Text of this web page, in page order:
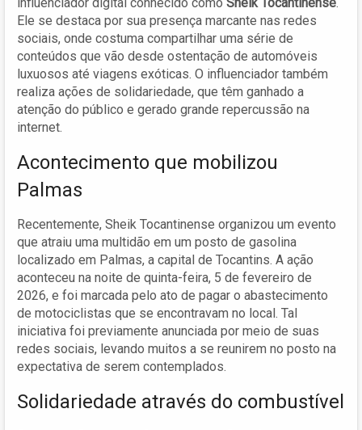
Ele se destaca por sua presença marcante nas redes
sociais, onde costuma compartilhar uma série de
conteúdos que vão desde ostentação de automóveis
luxuosos até viagens exóticas. O influenciador também
realiza ações de solidariedade, que têm ganhado a
atenção do público e gerado grande repercussão na
internet.
Acontecimento que mobilizou
Palmas
Recentemente, Sheik Tocantinense organizou um evento
que atraiu uma multidão em um posto de gasolina
localizado em Palmas, a capital de Tocantins. A ação
aconteceu na noite de quinta-feira, 5 de fevereiro de
2026, e foi marcada pelo ato de pagar o abastecimento
de motociclistas que se encontravam no local. Tal
iniciativa foi previamente anunciada por meio de suas
redes sociais, levando muitos a se reunirem no posto na
expectativa de serem contemplados.
Solidariedade através do combustível